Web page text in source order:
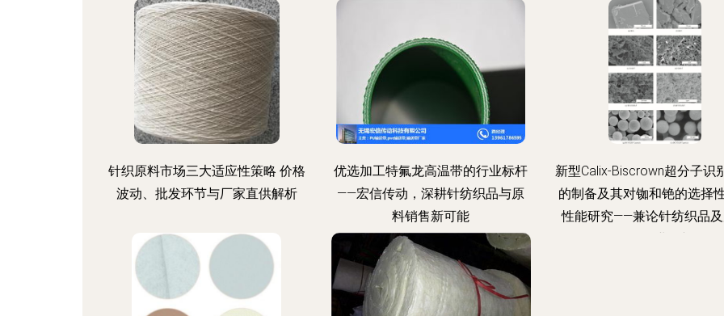
针织原料市场三大适应性策略 价格
波动、批发环节与厂家直供解析
优选加工特氟龙高温带的行业标杆
——宏信传动，深耕针纺织品与原
料销售新可能
新型Calix-Biscrown超分子识
的制备及其对铷和铯的选择
性能研究——兼论针纺织品